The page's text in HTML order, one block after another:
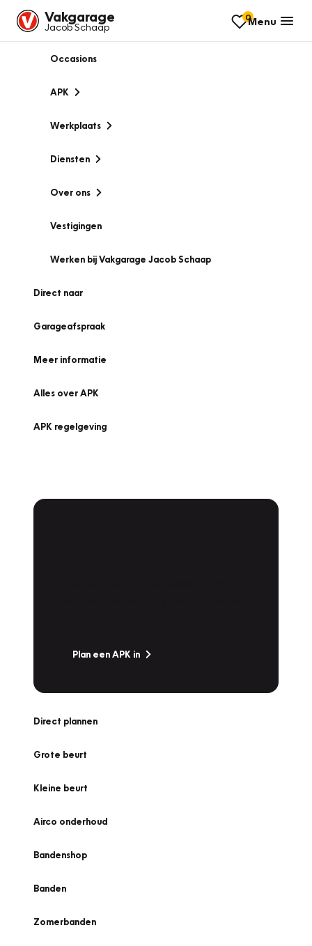
Vakgarage
Jacob Schaap
0Menu
Occasions
APK
Werkplaats
Diensten
Over ons
Vestigingen
Werken bij Vakgarage Jacob Schaap
Direct naar
Garageafspraak
Meer informatie
Alles over APK
APK regelgeving
Plan een APK in
Direct plannen
Grote beurt
Kleine beurt
Airco onderhoud
Bandenshop
Banden
Zomerbanden